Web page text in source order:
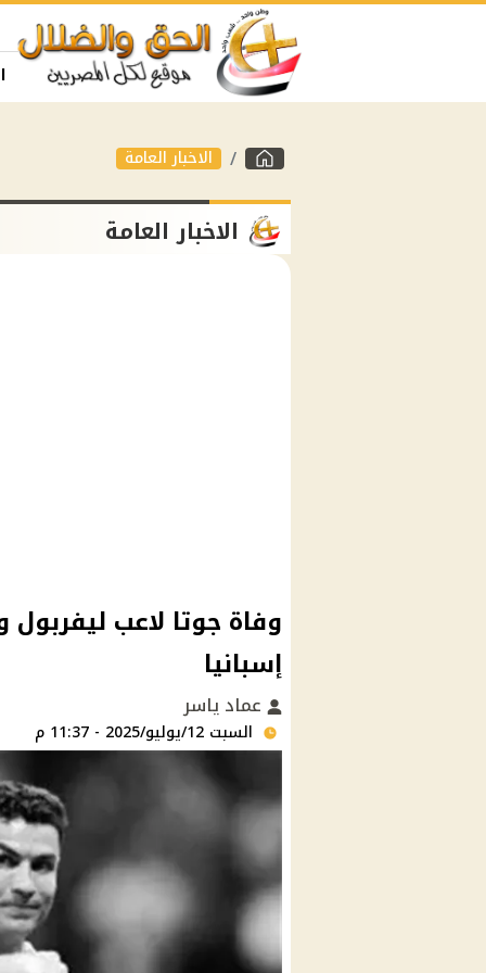
الاخبار العامة
الاخبار العامة
وفاة جوتا لاعب
إسبانيا
عماد ياسر
السبت 12/يوليو/2025 - 11:37 م